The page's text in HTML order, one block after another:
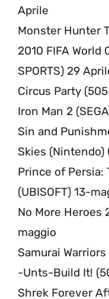
Aprile
Monster Hunter
2010 FIFA World
SPORTS) 29
Circus Party
Iron Man 2
Sin and
Skies (Nintendo)
Prince of Persia:
(UBISOFT) 13-
No More Heroes
maggio
Samurai
-Unts-Build It!
Shrek Forever